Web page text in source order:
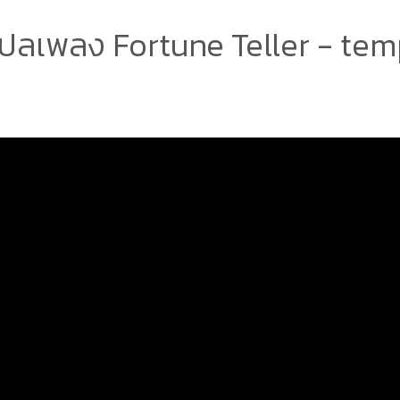
ลเพลง Fortune Teller -